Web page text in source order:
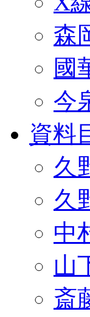
森
國
今
資料
久
久
中
山
斎